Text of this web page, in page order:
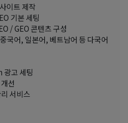
이트 제작
기본 세팅
/ GEO 콘텐츠 구성
국어, 일본어, 베트남어 등 다국어
고 세팅
선
서비스